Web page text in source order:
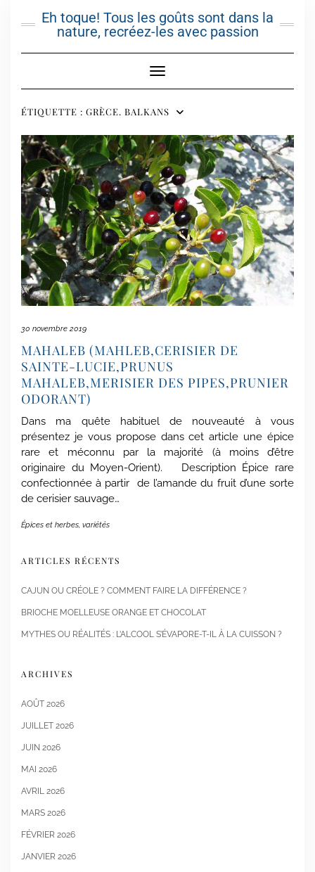
Eh toque! Tous les goûts sont dans la
nature, recréez-les avec passion
Toggle Navigation
ÉTIQUETTE : GRÈCE. BALKANS
30 novembre 2019
MAHALEB (MAHLEB,CERISIER DE
SAINTE-LUCIE,PRUNUS
MAHALEB,MERISIER DES PIPES,PRUNIER
ODORANT)
Dans ma quête habituel de nouveauté à vous
présentez je vous propose dans cet article une épice
rare et méconnu par la majorité (à moins d’être
originaire du Moyen-Orient). Description Épice rare
confectionnée à partir de l’amande du fruit d’une sorte
de cerisier sauvage…
Épices et herbes variétés
ARTICLES RÉCENTS
CAJUN OU CRÉOLE ? COMMENT FAIRE LA DIFFÉRENCE ?
BRIOCHE MOELLEUSE ORANGE ET CHOCOLAT
MYTHES OU RÉALITÉS : L’ALCOOL S’ÉVAPORE-T-IL À LA CUISSON ?
ARCHIVES
AOÛT 2026
JUILLET 2026
JUIN 2026
MAI 2026
AVRIL 2026
MARS 2026
FÉVRIER 2026
JANVIER 2026